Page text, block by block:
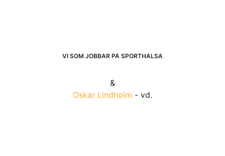
VI SOM JOBBAR PÅ SPORTHÄLSA
&
Oskar Lindholm - vd.